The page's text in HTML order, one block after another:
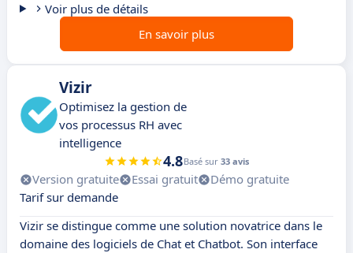
Voir plus de détails
En savoir plus
Vizir
Optimisez la gestion de
vos processus RH avec
intelligence
4.8Basé sur 33 avis
Version gratuite Essai gratuit
Démo gratuite
Tarif sur demande
Vizir se distingue comme une solution novatrice dans le
domaine des logiciels de Chat et Chatbot. Son interface